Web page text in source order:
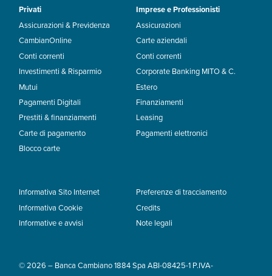
Privati
Assicurazioni & Previdenza
CambianOnline
Conti correnti
Investimenti & Risparmio
Mutui
Pagamenti Digitali
Prestiti & finanziamenti
Carte di pagamento
Blocco carte
Imprese e Professionisti
Assicurazioni
Carte aziendali
Conti correnti
Corporate Banking MITO & C.
Estero
Finanziamenti
Leasing
Pagamenti elettronici
Informativa Sito Internet
Informativa Cookie
Informative e avvisi
Preferenze di tracciamento
Credits
Note legali
© 2026 – Banca Cambiano 1884 Spa ABI-08425-1 P.IVA-